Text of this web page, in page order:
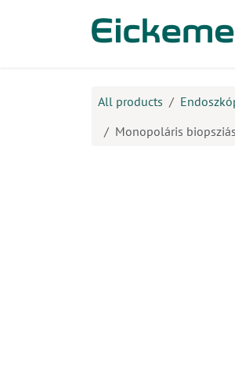
All products
Monopoláris